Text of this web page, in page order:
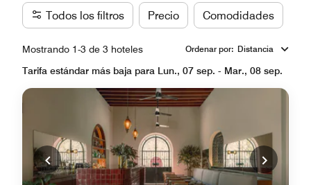
Todos los filtros Precio Comodidades
Mostrando 1-3 de 3 hoteles Ordenar por: Distancia
Tarifa estándar más baja para Lun., 07 sep. - Mar., 08 sep.